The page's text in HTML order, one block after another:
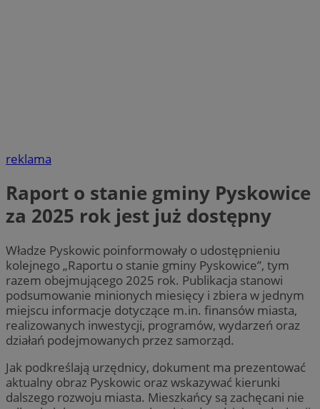
reklama
Raport o stanie gminy Pyskowice
za 2025 rok jest już dostępny
Władze Pyskowic poinformowały o udostępnieniu
kolejnego „Raportu o stanie gminy Pyskowice”, tym
razem obejmującego 2025 rok. Publikacja stanowi
podsumowanie minionych miesięcy i zbiera w jednym
miejscu informacje dotyczące m.in. finansów miasta,
realizowanych inwestycji, programów, wydarzeń oraz
działań podejmowanych przez samorząd.
Jak podkreślają urzędnicy, dokument ma prezentować
aktualny obraz Pyskowic oraz wskazywać kierunki
dalszego rozwoju miasta. Mieszkańcy są zachęcani nie